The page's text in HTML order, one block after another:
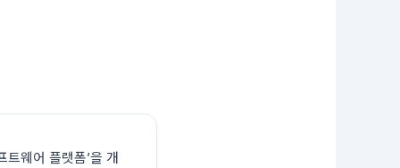
웨어 플랫폼’을 개